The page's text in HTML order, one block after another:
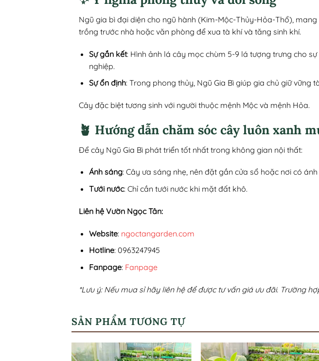
Ngũ gia bì đại diện cho ngũ hành (Kim-Mộc-Thủy-Hỏa-Thổ),
trồng trước nhà hoặc văn phòng để xua tà khí và tăng sinh khí.
Sự gắn kết: Hình ảnh lá cây mọc chùm 5-9 lá tượng trưng cho
nghiệp.
Sự ổn định: Trong phong thủy, Ngũ Gia Bì giúp gia chủ giữ vững
Cây đặc biệt tương sinh với người thuộc mệnh Mộc và mệnh Hỏa.
🪴 Hướng dẫn chăm sóc cây luôn xanh
Để cây Ngũ Gia Bì phát triển tốt nhất trong không gian nội thất:
Ánh sáng: Cây ưa sáng nhẹ, nên đặt gần cửa sổ hoặc nơi có
Tưới nước: Chỉ cần tưới nước khi mặt đất khô.
Liên hệ Vườn Ngọc Tân:
Website: ngoctangarden.com
Hotline: 0963247945
Fanpage: Fanpage
*Lưu ý: Nếu mua sỉ hãy liên hệ để được tư vấn giá ưu đãi. Trường
SẢN PHẨM TƯƠNG TỰ